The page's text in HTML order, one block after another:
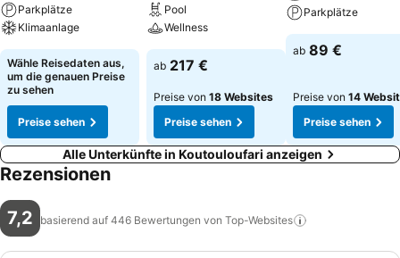
Parkplätze
Klimaanlage
Wähle Reisedaten aus,
um die genauen Preise
zu sehen
Preise sehen
Pool
Wellness
ab 217 €
Preise von 18 Websites
Preise sehen
Parkplätze
ab 89 €
Preise von 14
Preise sehen
Alle Unterkünfte in Koutouloufari anzeigen
Rezensionen
7,2 basierend auf 446 Bewertungen von Top-Websites